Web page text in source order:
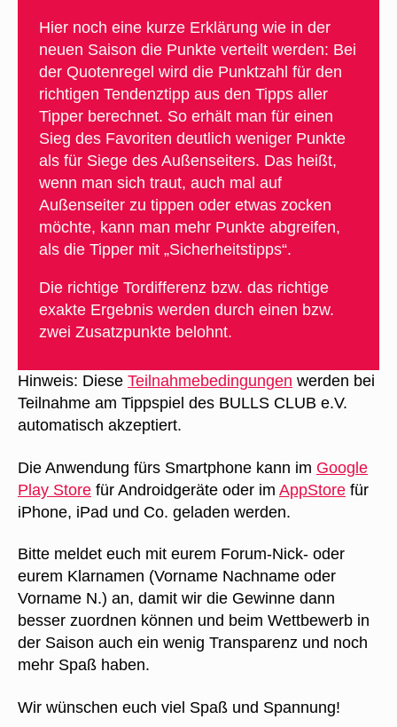
Hier noch eine kurze Erklärung wie in der
neuen Saison die Punkte verteilt werden: Bei
der Quotenregel wird die Punktzahl für den
richtigen Tendenztipp aus den Tipps aller
Tipper berechnet. So erhält man für einen
Sieg des Favoriten deutlich weniger Punkte
als für Siege des Außenseiters. Das heißt,
wenn man sich traut, auch mal auf
Außenseiter zu tippen oder etwas zocken
möchte, kann man mehr Punkte abgreifen,
als die Tipper mit „Sicherheitstipps“.
Die richtige Tordifferenz bzw. das richtige
exakte Ergebnis werden durch einen bzw.
zwei Zusatzpunkte belohnt.
Hinweis: Diese Teilnahmebedingungen werden bei
Teilnahme am Tippspiel des BULLS CLUB e.V.
automatisch akzeptiert.
Die Anwendung fürs Smartphone kann im Google
Play Store für Androidgeräte oder im AppStore für
iPhone, iPad und Co. geladen werden.
Bitte meldet euch mit eurem Forum-Nick- oder
eurem Klarnamen (Vorname Nachname oder
Vorname N.) an, damit wir die Gewinne dann
besser zuordnen können und beim Wettbewerb in
der Saison auch ein wenig Transparenz und noch
mehr Spaß haben.
Wir wünschen euch viel Spaß und Spannung!